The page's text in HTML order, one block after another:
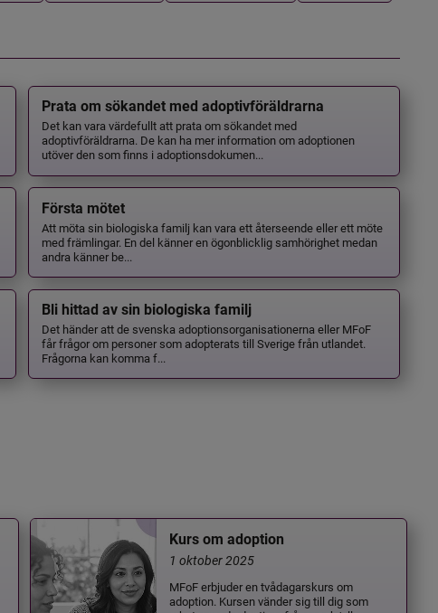
Prata om sökandet med adoptivföräldrarna
Det kan vara värdefullt att prata om sökandet med
adoptivföräldrarna. De kan ha mer information om adoptionen
utöver den som finns i adoptionsdokumen...
Första mötet
Att möta sin biologiska familj kan vara ett återseende eller ett möte
med främlingar. En del känner en ögonblicklig samhörighet medan
andra känner be...
Bli hittad av sin biologiska familj
Det händer att de svenska adoptionsorganisationerna eller MFoF
får frågor om personer som adopterats till Sverige från utlandet.
Frågorna kan komma f...
Kurs om adoption
1 oktober 2025
MFoF erbjuder en tvådagarskurs om
adoption. Kursen vänder sig till dig som